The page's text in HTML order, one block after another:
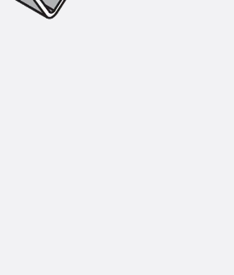
Rohrdurchführungen